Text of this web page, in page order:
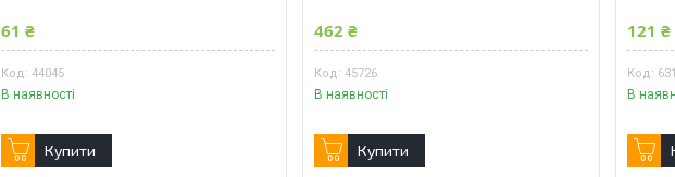
61 ₴
44045
В наявності
Купити
462 ₴
45726
В наявності
Купити
121 ₴
В